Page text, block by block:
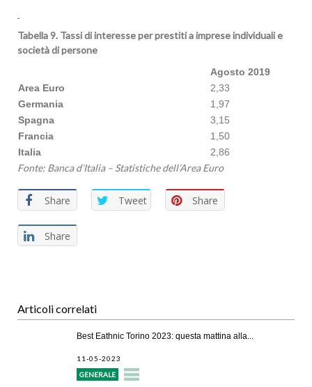
Tabella 9. Tassi di interesse per prestiti a imprese individuali e
società di persone
Agosto 2019
Area Euro
2,33
Germania
1,97
Spagna
3,15
Francia
1,50
Italia
2,86
Fonte: Banca d’Italia – Statistiche dell’Area Euro
Share Tweet Share
Share
Articoli correlati
Best Eathnic Torino 2023: questa mattina alla...
11-05-2023
GENERALE